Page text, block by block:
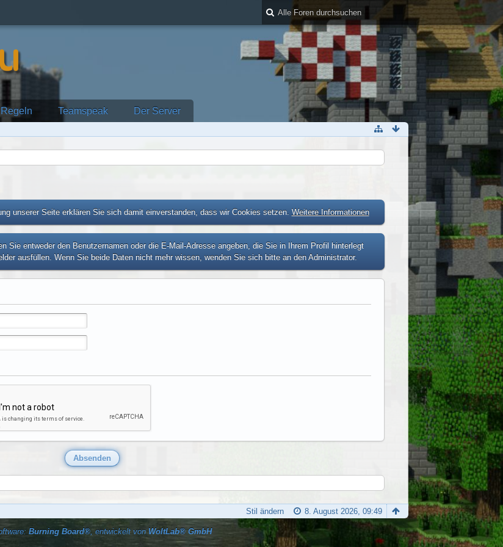
Regeln Teamspeak Der Server
unserer Seite erklären Sie sich damit einverstanden, dass wir Cookies setzen. Weitere Informationen
Sie entweder den Benutzernamen oder die E-Mail-Adresse angeben, die Sie in Ihrem Profil hinterlegt
ausfüllen. Wenn Sie beide Daten nicht mehr wissen, wenden Sie sich bitte an den Administrator.
8. August 2026, 09:49
Stil ändern
Burning Board®, entwickelt von WoltLab® GmbH